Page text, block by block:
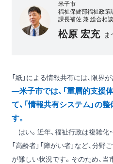
米子市
福祉保健部福祉政策
課長補佐 兼 総合相
松原 宏充
「紙」による情報共有には、限界
―米子市では、「重層的支援
て、「情報共有システム」の
す。
はい。近年、福祉行政は複雑化
「高齢者」「障がい者」など、分
が難しい状況です。そのため、